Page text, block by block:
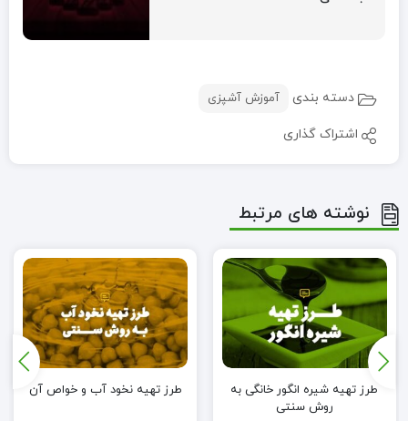
دسته بندی آموزش آشپزی
اشتراک گذاری
نوشته های مرتبط
طرز تهیه شیره انگور خانگی به
روش سنتی
طرز تهیه نخود آب و خواص آن